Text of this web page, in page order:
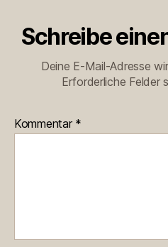
Schreibe
Deine E-Mail-Adresse
Erforderliche Felder
Kommentar *